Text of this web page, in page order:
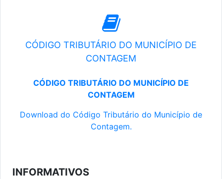
CÓDIGO TRIBUTÁRIO DO MUNICÍPIO DE
CONTAGEM
CÓDIGO TRIBUTÁRIO DO MUNICÍPIO DE
CONTAGEM
Download do Código Tributário do Município de
Contagem.
INFORMATIVOS